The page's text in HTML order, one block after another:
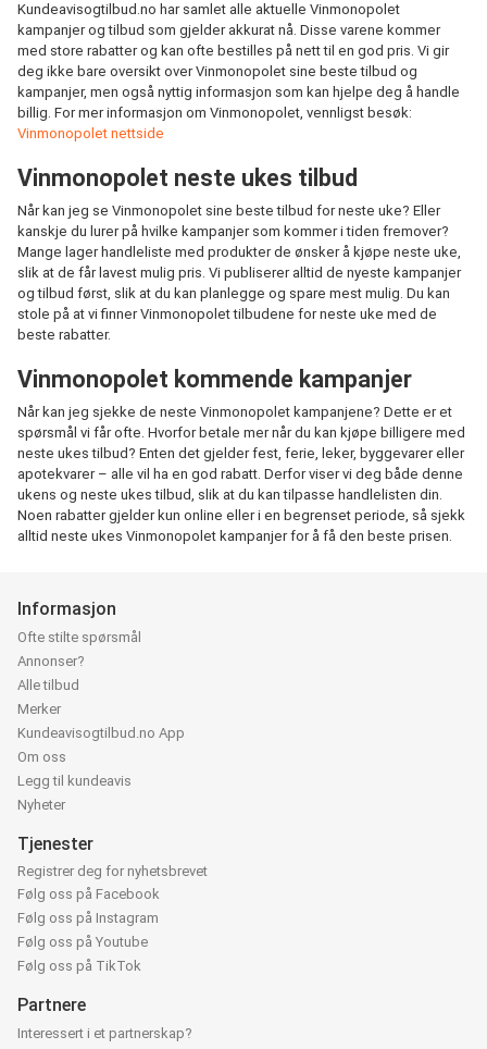
Kundeavisogtilbud.no har samlet alle aktuelle Vinmonopolet
kampanjer og tilbud som gjelder akkurat nå. Disse varene kommer
med store rabatter og kan ofte bestilles på nett til en god pris. Vi gir
deg ikke bare oversikt over Vinmonopolet sine beste tilbud og
kampanjer, men også nyttig informasjon som kan hjelpe deg å handle
billig. For mer informasjon om Vinmonopolet, vennligst besøk:
Vinmonopolet nettside
Vinmonopolet neste ukes tilbud
Når kan jeg se Vinmonopolet sine beste tilbud for neste uke? Eller
kanskje du lurer på hvilke kampanjer som kommer i tiden fremover?
Mange lager handleliste med produkter de ønsker å kjøpe neste uke,
slik at de får lavest mulig pris. Vi publiserer alltid de nyeste kampanjer
og tilbud først, slik at du kan planlegge og spare mest mulig. Du kan
stole på at vi finner Vinmonopolet tilbudene for neste uke med de
beste rabatter.
Vinmonopolet kommende kampanjer
Når kan jeg sjekke de neste Vinmonopolet kampanjene? Dette er et
spørsmål vi får ofte. Hvorfor betale mer når du kan kjøpe billigere med
neste ukes tilbud? Enten det gjelder fest, ferie, leker, byggevarer eller
apotekvarer – alle vil ha en god rabatt. Derfor viser vi deg både denne
ukens og neste ukes tilbud, slik at du kan tilpasse handlelisten din.
Noen rabatter gjelder kun online eller i en begrenset periode, så sjekk
alltid neste ukes Vinmonopolet kampanjer for å få den beste prisen.
Informasjon
Ofte stilte spørsmål
Annonser?
Alle tilbud
Merker
Kundeavisogtilbud.no App
Om oss
Legg til kundeavis
Nyheter
Tjenester
Registrer deg for nyhetsbrevet
Følg oss på Facebook
Følg oss på Instagram
Følg oss på Youtube
Følg oss på TikTok
Partnere
Interessert i et partnerskap?